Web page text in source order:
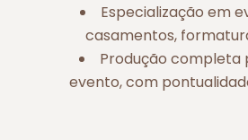
Especialização em
casamentos,
Produção completa
evento, com